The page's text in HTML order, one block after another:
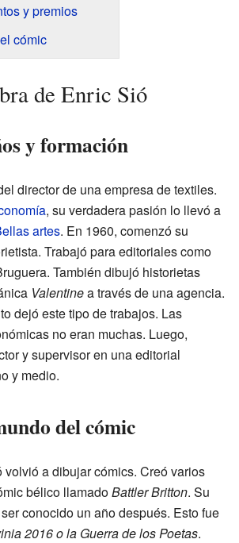
y premios
cómic
de Enric Sió
y formación
director de una empresa de textiles.
, su verdadera pasión lo llevó a
artes. En 1960, comenzó su
Trabajó para editoriales como
También dibujó historietas
Valentinea través de una agencia.
dejó este tipo de trabajos. Las
no eran muchas. Luego,
y supervisor en una editorial
y medio.
del cómic
volvió a dibujar cómics. Creó varios
bélico llamadoBattler Britton. Su
conocido un año después. Esto fue
2016 o la Guerra de los Poetas.